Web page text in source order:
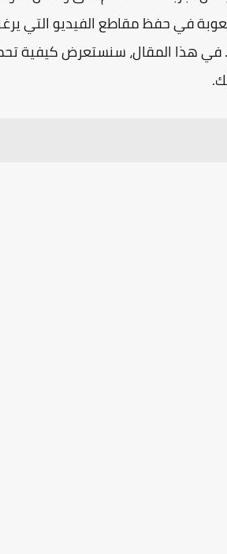
في حفظ مقاطع الفيديو التي
في هذا المقال، سنستعرض كيفية